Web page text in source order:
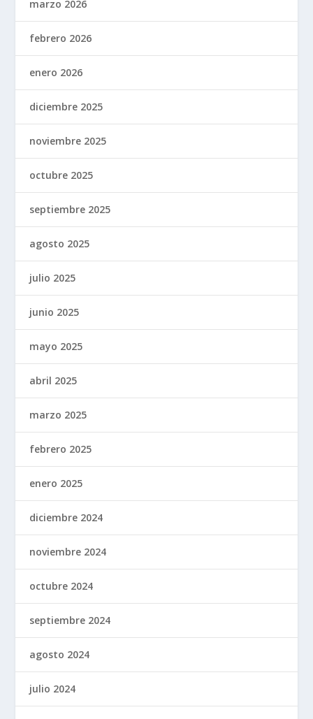
marzo 2026
febrero 2026
enero 2026
diciembre 2025
noviembre 2025
octubre 2025
septiembre 2025
agosto 2025
julio 2025
junio 2025
mayo 2025
abril 2025
marzo 2025
febrero 2025
enero 2025
diciembre 2024
noviembre 2024
octubre 2024
septiembre 2024
agosto 2024
julio 2024